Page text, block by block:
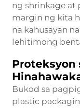
ng shrinkage at
margin ng kita
na kahusayan
lehitimong
Proteksyon
Bukod sa
plastic